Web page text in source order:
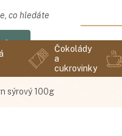
Čokolády
a
cukrovinky
sýrový 100g